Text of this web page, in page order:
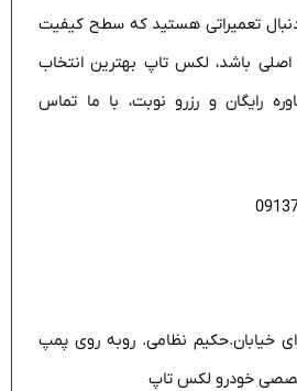
تعمیراتی هستید که سطح کیفیت
اصلی باشد، لکس تاپ بهترین انتخاب
رایگان و رزرو نوبت، با ما تماس
خیابان.حکیم نظامی. روبه روی پمپ
خودرو لکس تاپ